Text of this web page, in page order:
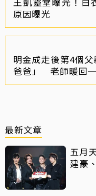
原因曝光
明金成走後第4個
爸爸」 老師暖回
最新文章
五月
建豪